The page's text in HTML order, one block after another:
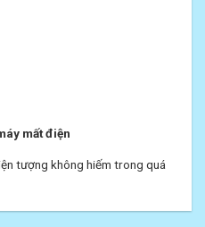
mất điện
tượng không hiếm trong quá